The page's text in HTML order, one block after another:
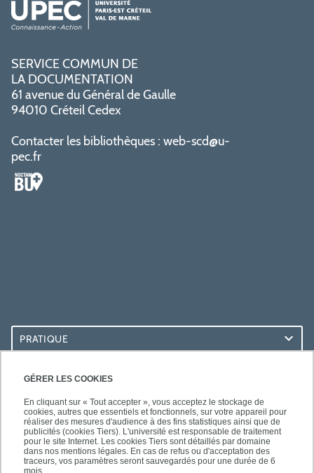
GÉRER LES COOKIES
En cliquant sur « Tout accepter », vous acceptez le stockage de
cookies, autres que essentiels et fonctionnels, sur votre appareil pour
réaliser des mesures d'audience à des fins statistiques ainsi que de
publicités (cookies Tiers). L'université est responsable de traitement
pour le site Internet. Les cookies Tiers sont détaillés par domaine
dans nos mentions légales. En cas de refus ou d'acceptation des
traceurs, vos paramètres seront sauvegardés pour une durée de 6
SERVICE COMMUN DE
LA DOCUMENTATION
61 avenue du Général de Gaulle
94010 Créteil Cedex
Contacter les bibliothèques : web-scd@u-
pec.fr
PRATIQUE
ACCÈS RAPIDES
LES BU SUR...